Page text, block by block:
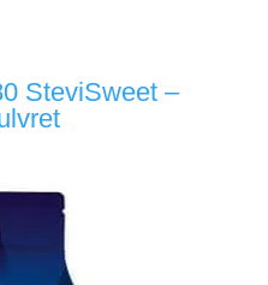
SteviSweet –